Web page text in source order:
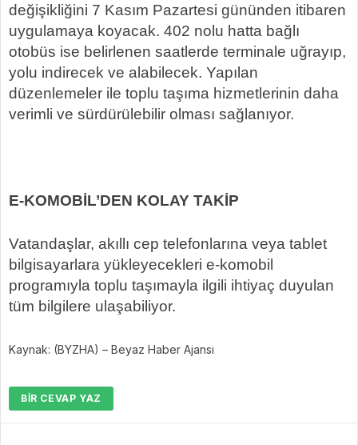
değişikliğini 7 Kasım Pazartesi gününden itibaren
uygulamaya koyacak. 402 nolu hatta bağlı
otobüs ise belirlenen saatlerde terminale uğrayıp,
yolu indirecek ve alabilecek. Yapılan
düzenlemeler ile toplu taşıma hizmetlerinin daha
verimli ve sürdürülebilir olması sağlanıyor.
E-KOMOBİL’DEN KOLAY TAKİP
Vatandaşlar, akıllı cep telefonlarına veya tablet
bilgisayarlara yükleyecekleri e-komobil
programıyla toplu taşımayla ilgili ihtiyaç duyulan
tüm bilgilere ulaşabiliyor.
Kaynak: (BYZHA) – Beyaz Haber Ajansı
BIR CEVAP YAZ